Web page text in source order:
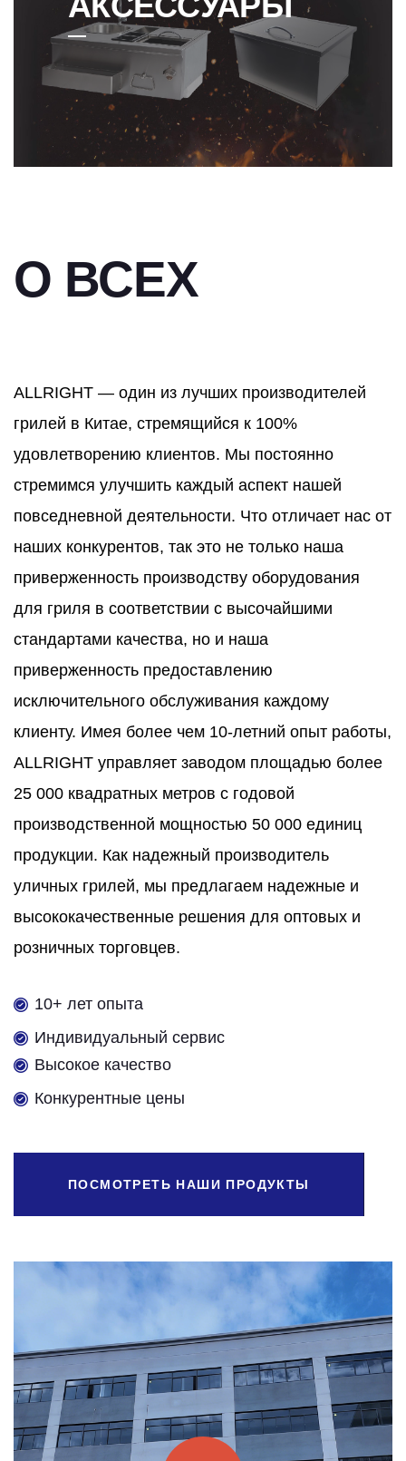
О ВСЕХ
ALLRIGHT — один из лучших производителей
грилей в Китае, стремящийся к 100%
удовлетворению клиентов. Мы постоянно
стремимся улучшить каждый аспект нашей
повседневной деятельности. Что отличает нас от
наших конкурентов, так это не только наша
приверженность производству оборудования
для гриля в соответствии с высочайшими
стандартами качества, но и наша
приверженность предоставлению
исключительного обслуживания каждому
клиенту. Имея более чем 10-летний опыт работы,
ALLRIGHT управляет заводом площадью более
25 000 квадратных метров с годовой
производственной мощностью 50 000 единиц
продукции. Как надежный производитель
уличных грилей, мы предлагаем надежные и
высококачественные решения для оптовых и
розничных торговцев.
10+ лет опыта
Индивидуальный сервис
Высокое качество
Конкурентные цены
ПОСМОТРЕТЬ НАШИ ПРОДУКТЫ